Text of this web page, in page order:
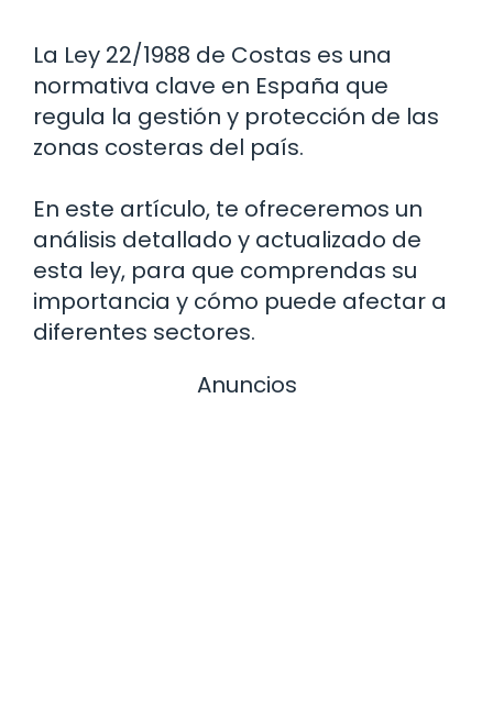
La Ley 22/1988 de Costas es una
normativa clave en España que
regula la gestión y protección de las
zonas costeras del país.
En este artículo, te ofreceremos un
análisis detallado y actualizado de
esta ley, para que comprendas su
importancia y cómo puede afectar a
diferentes sectores.
Anuncios